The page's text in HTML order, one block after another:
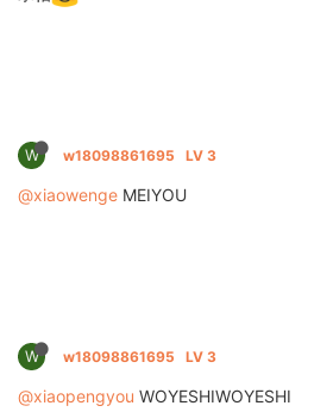
W w18098861695 LV 3
@xiaowenge MEIYOU
W w18098861695 LV 3
@xiaopengyou WOYESHIWOYESHI